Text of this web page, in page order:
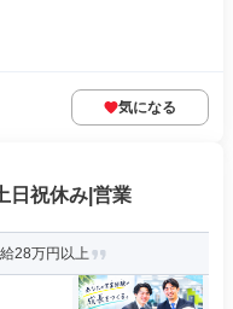
気になる
日祝休み|営業
28万円以上